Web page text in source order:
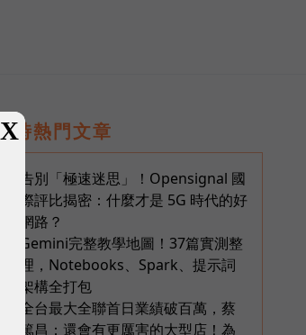
即時熱門文章
告別「極速迷思」！Opensignal 國
際評比揭密：什麼才是 5G 時代的好
網路？
Gemini完整教學地圖！37篇實測整
理，Notebooks、Spark、提示詞
架構全打包
全台最大全聯首日業績破百萬，蔡
篤昌：還會有更厲害的大型店！為
X